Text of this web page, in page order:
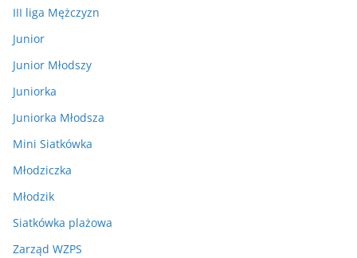
III liga Mężczyzn
Junior
Junior Młodszy
Juniorka
Juniorka Młodsza
Mini Siatkówka
Młodziczka
Młodzik
Siatkówka plażowa
Zarząd WZPS